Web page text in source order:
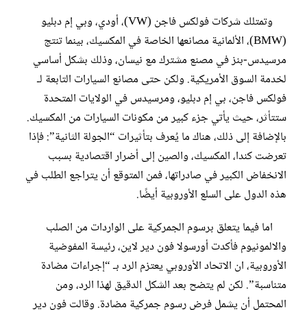
وتمتلك شركات فولكس فاجن (VW)، أودي، وبي إم دبليو
(BMW)، الألمانية مصانعها الخاصة في المكسيك، بينما تنتج
مرسيدس-بنز في مصنع مشترك مع نيسان، وذلك بشكل أساسي
لخدمة السوق الأمريكية. ولكن حتى مصانع السيارات التابعة لـ
فولكس فاجن، بي إم دبليو، ومرسيدس في الولايات المتحدة
ستتأثر، حيث يأتي جزء كبير من مكونات السيارات من المكسيك.
بالإضافة إلى ذلك، هناك ما يُعرف بتأثيرات “الجولة الثانية”: فإذا
تعرضت كندا، المكسيك، والصين إلى أضرار اقتصادية بسبب
الانخفاض الكبير في صادراتها، فمن المتوقع أن يتراجع الطلب في
هذه الدول على السلع الأوروبية أيضًا.
اما فيما يتعلق برسوم الجمركية على الواردات من الصلب
والالمونيوم فأكدت أورسولا فون دير لاين، رئيسة المفوضية
الأوروبية، ان الاتحاد الأوروبي يعتزم الرد بـ “إجراءات مضادة
متناسبة”. لكن لم يتضح بعد الشكل الدقيق لهذا الرد، ومن
المحتمل أن يشمل فرض رسوم جمركية مضادة. وقالت فون دير